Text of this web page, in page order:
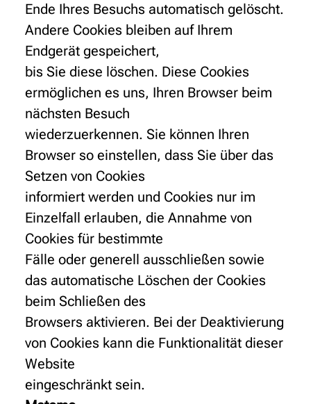
Ende Ihres Besuchs automatisch gelöscht.
Andere Cookies bleiben auf Ihrem
Endgerät gespeichert,
bis Sie diese löschen. Diese Cookies
ermöglichen es uns, Ihren Browser beim
nächsten Besuch
wiederzuerkennen. Sie können Ihren
Browser so einstellen, dass Sie über das
Setzen von Cookies
informiert werden und Cookies nur im
Einzelfall erlauben, die Annahme von
Cookies für bestimmte
Fälle oder generell ausschließen sowie
das automatische Löschen der Cookies
beim Schließen des
Browsers aktivieren. Bei der Deaktivierung
von Cookies kann die Funktionalität dieser
Website
eingeschränkt sein.